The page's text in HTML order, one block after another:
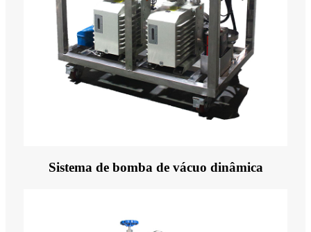
Sistema de bomba de vácuo dinâmica